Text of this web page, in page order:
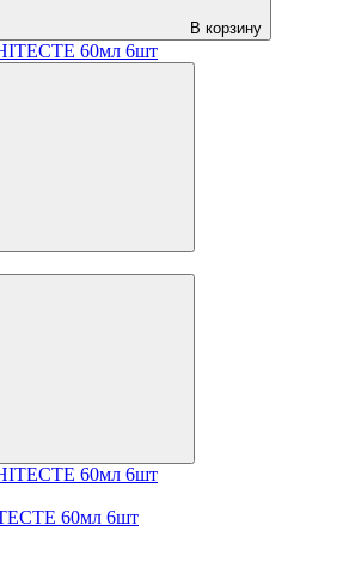
В корзину
60мл 6шт